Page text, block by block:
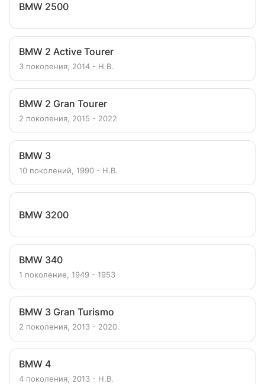
BMW 2500
BMW 2 Active Tourer
3 поколения, 2014 - Н.В.
BMW 2 Gran Tourer
2 поколения, 2015 - 2022
BMW 3
10 поколений, 1990 - Н.В.
BMW 3200
BMW 340
1 поколение, 1949 - 1953
BMW 3 Gran Turismo
2 поколения, 2013 - 2020
BMW 4
4 поколения, 2013 - Н.В.